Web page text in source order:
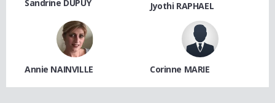
Sandrine DUPUY Jyothi RAPHAEL
Annie NAINVILLE Corinne MARIE